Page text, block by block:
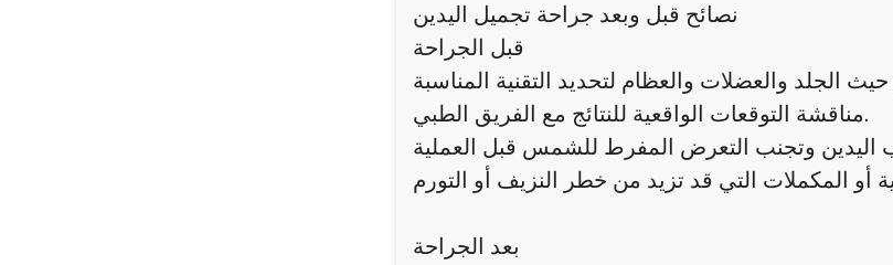
نصائح قبل وبعد جراحة تجميل اليدين
قبل الجراحة
مناقشة التوقعات الواقعية للنتائج مع الفريق الطبي.
بعد الجراحة